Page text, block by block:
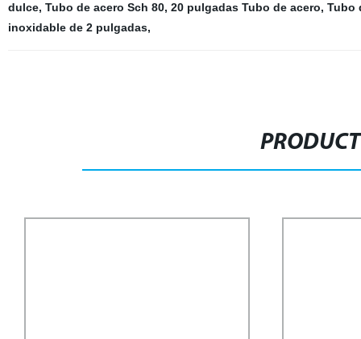
dulce, Tubo de acero Sch 80, 20 pulgadas Tubo de acero, Tubo
inoxidable de 2 pulgadas,